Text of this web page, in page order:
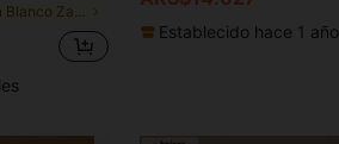
Establecido hace 1 año